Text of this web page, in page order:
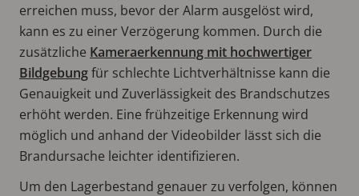
erreichen muss, bevor der Alarm ausgelöst wird,
kann es zu einer Verzögerung kommen. Durch die
zusätzliche Kameraerkennung mit hochwertiger
Bildgebungfür schlechte Lichtverhältnisse kann die
Genauigkeit und Zuverlässigkeit des Brandschutzes
erhöht werden. Eine frühzeitige Erkennung wird
möglich und anhand der Videobilder lässt sich die
Brandursache leichter identifizieren.
Um den Lagerbestand genauer zu verfolgen, können